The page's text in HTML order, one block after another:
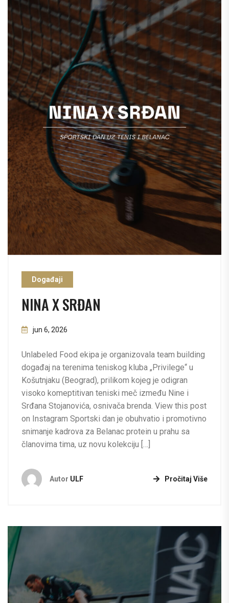
Događaji
NINA X SRĐAN
jun 6, 2026
Unlabeled Food ekipa je organizovala team building
događaj na terenima teniskog kluba „Privilege“ u
Košutnjaku (Beograd), prilikom kojeg je odigran
visoko komeptitivan teniski meč između Nine i
Srđana Stojanovića, osnivača brenda. View this post
on Instagram Sportski dan je obuhvatio i promotivno
snimanje kadrova za Belanac protein u prahu sa
članovima tima, uz novu kolekciju […]
Autor ULF Pročitaj Više